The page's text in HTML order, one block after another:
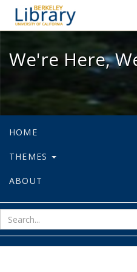
We're
We're Here,
HOME
THEMES
ABOUT